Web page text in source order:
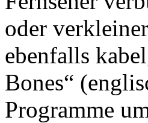
oder
ebenfalls
Bones“
Programme